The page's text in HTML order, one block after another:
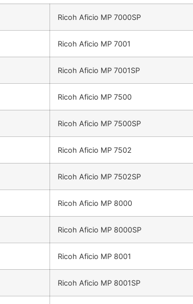
Ricoh Aficio MP 7000SP
Ricoh Aficio MP 7001
Ricoh Aficio MP 7001SP
Ricoh Aficio MP 7500
Ricoh Aficio MP 7500SP
Ricoh Aficio MP 7502
Ricoh Aficio MP 7502SP
Ricoh Aficio MP 8000
Ricoh Aficio MP 8000SP
Ricoh Aficio MP 8001
Ricoh Aficio MP 8001SP